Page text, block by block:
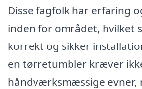
Disse fagfolk har erfaring
inden for området, hvilket
korrekt og sikker
en tørretumbler kræver
håndværksmæssige evner,